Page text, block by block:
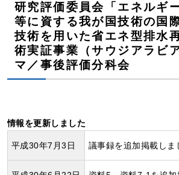
研究評価委員会「エネルギ
等に資する我が国技術の国
技術を用いた省エネ型排水
術実証事業（サウジアラビ
マ／事後評価分科会
情報を更新しました
平成30年7月3日 議事録を追加掲載しま